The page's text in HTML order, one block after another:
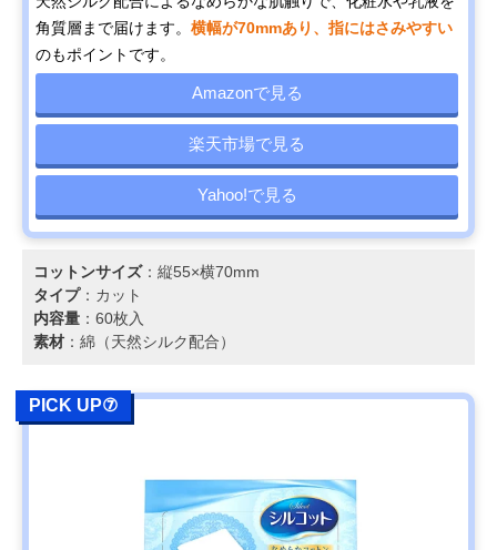
角質層まで届けます。 横幅が70mmあり、指にはさみやすい
のもポイントです。
Amazonで見る
楽天市場で見る
Yahoo!で見る
コットンサイズ：縦55×横70mm
タイプ：カット
内容量 ：60枚入
素材 ：綿（天然シルク配合）
PICK UP⑦